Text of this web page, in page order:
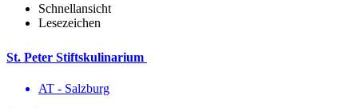
Schnellansicht
Lesezeichen
St. Peter Stiftskulinarium
AT - Salzburg